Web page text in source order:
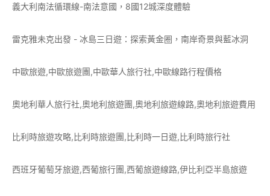
義大利南法循環線-南法意國，8國12城深度體驗
雷克雅未克出發 - 冰島三日遊：探索黃金圈，南岸奇景與藍冰洞
中歐旅遊,中歐旅遊團,中歐華人旅行社,中歐線路行程價格
奧地利華人旅行社,奧地利旅遊團,奧地利旅遊線路,奧地利旅遊費用
比利時旅遊攻略,比利時旅遊團,比利時一日遊,比利時旅行社
西班牙葡萄牙旅遊,西葡旅行團,西葡旅遊線路,伊比利亞半島旅遊